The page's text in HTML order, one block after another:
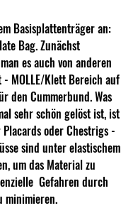
Basisplattenträger an:
Bag. Zunächst
es auch von anderen
MOLLE/Klett Bereich auf
den Cummerbund. Was
sehr schön gelöst ist, ist
oder Chestrigs -
sind unter elastischem
um das Material zu
Gefahren durch
minimieren.